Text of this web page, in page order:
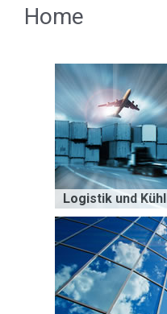
Home
Logistik und